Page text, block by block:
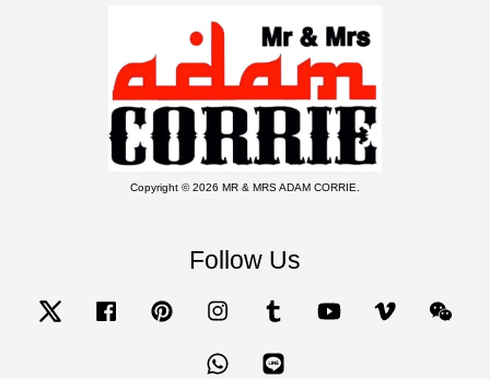
Copyright © 2026 MR & MRS ADAM CORRIE.
Follow Us
Twitter Facebook Pinterest Instagram Tumblr YouTube Vimeo
Whatsapp